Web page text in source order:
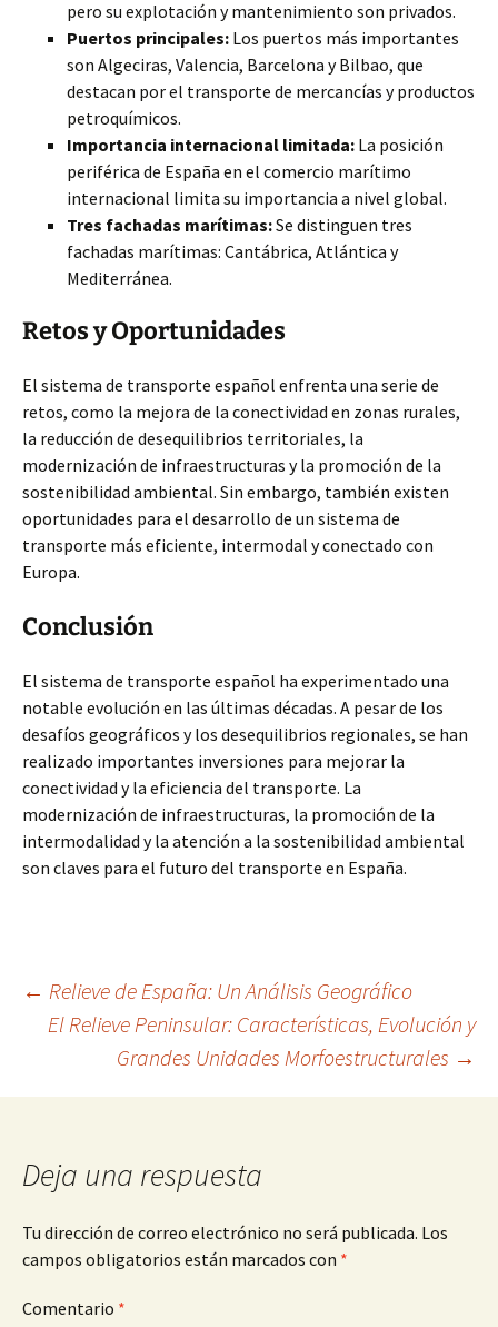
pero su explotación y mantenimiento son privados.
Puertos principales: Los puertos más importantes
son Algeciras, Valencia, Barcelona y Bilbao, que
destacan por el transporte de mercancías y productos
petroquímicos.
Importancia internacional limitada: La posición
periférica de España en el comercio marítimo
internacional limita su importancia a nivel global.
Tres fachadas marítimas:Se distinguen tres
fachadas marítimas: Cantábrica, Atlántica y
Mediterránea.
Retos y Oportunidades
El sistema de transporte español enfrenta una serie de
retos, como la mejora de la conectividad en zonas rurales,
la reducción de desequilibrios territoriales, la
modernización de infraestructuras y la promoción de la
sostenibilidad ambiental. Sin embargo, también existen
oportunidades para el desarrollo de un sistema de
transporte más eficiente, intermodal y conectado con
Europa.
Conclusión
El sistema de transporte español ha experimentado una
notable evolución en las últimas décadas. A pesar de los
desafíos geográficos y los desequilibrios regionales, se han
realizado importantes inversiones para mejorar la
conectividad y la eficiencia del transporte. La
modernización de infraestructuras, la promoción de la
intermodalidad y la atención a la sostenibilidad ambiental
son claves para el futuro del transporte en España.
Navegación
← Relieve de España: Un Análisis Geográfico
El Relieve Peninsular: Características, Evolución y
Grandes Unidades Morfoestructurales →
Deja una respuesta
Tu dirección de correo electrónico no será publicada. Los
campos obligatorios están marcados con *
Comentario *